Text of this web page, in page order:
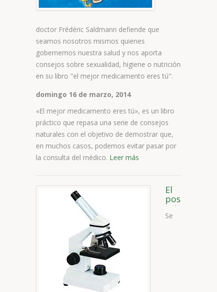
doctor Frédéric Saldmann defiende que
seamos nosotros mismos quienes
gobernemos nuestra salud y nos aporta
consejos sobre sexualidad, higiene o nutrición
en su libro "el mejor medicamento eres tú".
domingo 16 de marzo, 2014
«El mejor medicamento eres tú», es un libro
práctico que repasa una serie de consejos
naturales con el objetivo de demostrar que,
en muchos casos, podemos evitar pasar por
la consulta del médico. Leer más
El
posible
origen
de
Se